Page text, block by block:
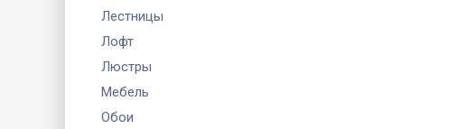
Лестницы
Лофт
Люстры
Мебель
Обои